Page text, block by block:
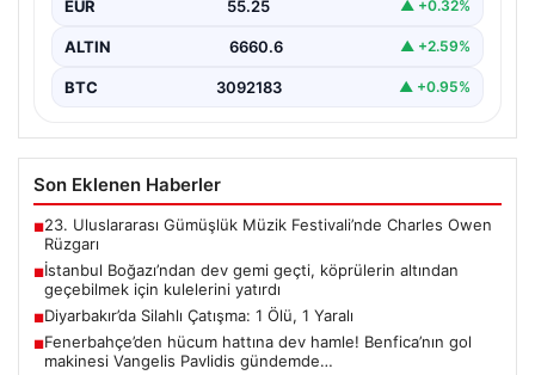
EUR 55.25 ▲ +0.32%
ALTIN 6660.6 ▲ +2.59%
BTC 3092183 ▲ +0.95%
Son Eklenen Haberler
■23. Uluslararası Gümüşlük Müzik Festivali’nde Charles Owen
Rüzgarı
■İstanbul Boğazı’ndan dev gemi geçti, köprülerin altından
geçebilmek için kulelerini yatırdı
■Diyarbakır’da Silahlı Çatışma: 1 Ölü, 1 Yaralı
■Fenerbahçe’den hücum hattına dev hamle! Benfica’nın gol
makinesi Vangelis Pavlidis gündemde…